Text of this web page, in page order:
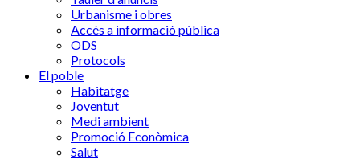
Urbanisme i obres
Accés a informació pública
ODS
Protocols
El poble
Habitatge
Joventut
Medi ambient
Promoció Econòmica
Salut